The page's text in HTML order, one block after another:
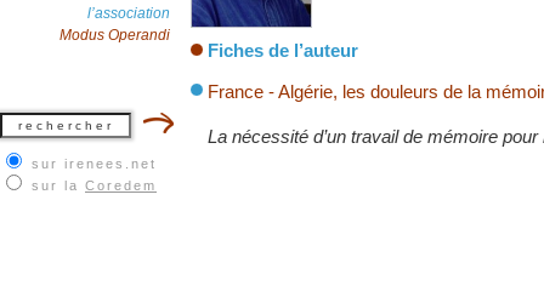
l’association
Modus Operandi
sur irenees.net
sur la Coredem
Fiches de l’auteur
France - Algérie, les douleurs de la
La nécessité d’un travail de mémoire pour